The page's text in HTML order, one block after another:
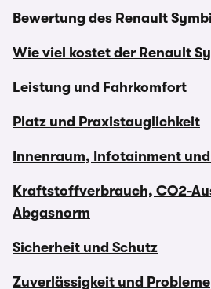
Bewertung des Renault
Wie viel kostet der Renault
Leistung und Fahrkomfort
Platz und Praxistauglichkeit
Innenraum, Infotainment
Kraftstoffverbrauch, CO2-
Abgasnorm
Sicherheit und Schutz
Zuverlässigkeit und Probleme